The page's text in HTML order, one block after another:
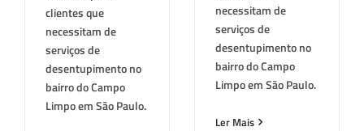
clientes que
necessitam de
serviços de
desentupimento no
bairro do Campo
Limpo em São Paulo.
necessitam de
serviços de
desentupimento no
bairro do Campo
Limpo em São Paulo.
Ler Mais